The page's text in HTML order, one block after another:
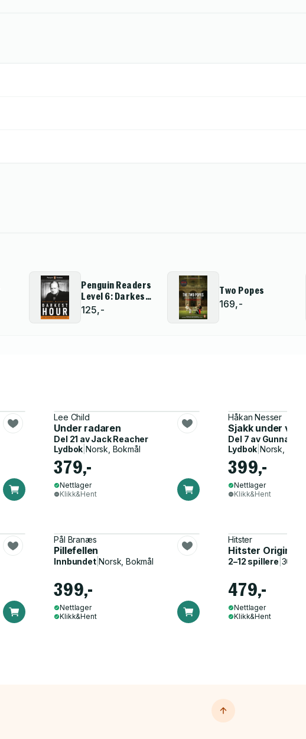
Penguin Readers
Level 6: Darkest
Hour (ELT Graded
Reader)
125,-
Two Popes
169,-
Lee Child
Under radaren
Del 21 avJack Reacher
Lydbok Norsk, Bokmål
379,-
Nettlager
Klikk&Hent
Håkan Nesser
Sjakk under
Del 7 av Gunnar
Lydbok |Norsk,
399,-
Nettlager
Klikk&Hent
Pål Branæs
Pillefellen
Innbundet|Norsk, Bokmål
399,-
Nettlager
Klikk&Hent
Hitster
Hitster Original
2–12 spillere
479,-
Nettlager
Klikk&Hent